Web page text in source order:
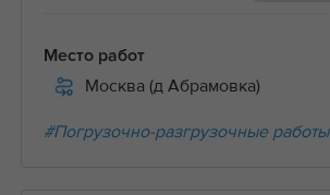
Место работ
Москва (д Абрамовка)
#Погрузочно-разгрузочные работы